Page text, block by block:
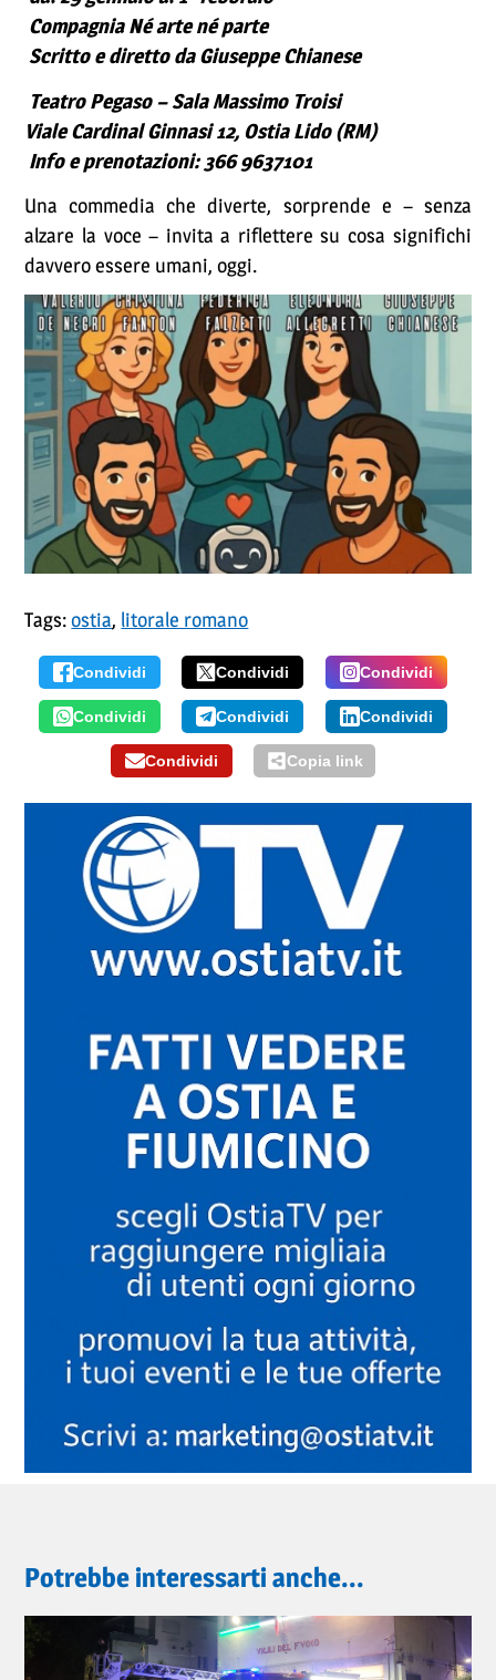
Compagnia Né arte né parte
Scritto e diretto da Giuseppe Chianese
Teatro Pegaso – Sala Massimo Troisi
Viale Cardinal Ginnasi 12, Ostia Lido (RM)
Info e prenotazioni: 366 9637101
Una commedia che diverte, sorprende e – senza
alzare la voce – invita a riflettere su cosa significhi
davvero essere umani, oggi.
Tags:ostia, litorale romano
Condividi Condividi Condividi
Condividi Condividi Condividi
Condividi Copia link
Potrebbe interessarti anche...